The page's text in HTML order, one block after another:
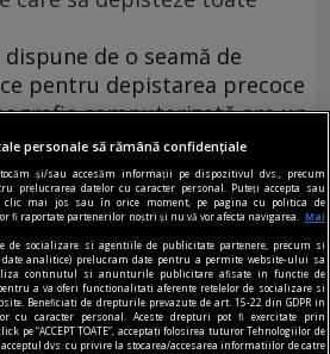
de o seamă de
pentru depistarea precoce
computerizată are un
caracterizarea și
tipuri de cancer, însă
diferă în funcție de organul
personale să rămână confidențiale
și/sau accesăm informații pe dispozitivul dvs., precum
prelucrarea datelor cu caracter personal. Puteți accepta sau
clic mai jos sau în orice moment, pe pagina cu politica de
fi raportate partenerilor noștri și nu vă vor afecta navigarea.
Mai
de socializare si agentiile de publicitate partenere, precum si
analitice) prelucram date pentru a permite website-ului sa
continutul si anunturile publicitare afisate in functie de
a va oferi functionalitati aferente retelelor de socializare si
Beneficiati de drepturile prevazute de art. 15-22 din GDPR in
cu caracter personal. Aceste drepturi pot fi exercitate prin
pe “ACCEPT TOATE”, acceptati folosirea tuturor Tehnologiilor de
dvs. cu privire la stocarea/accesarea informatiilor de catre